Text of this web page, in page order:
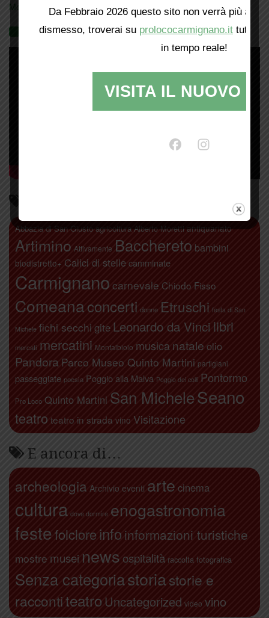
Mostra tutte le locandine
Videogallery
Abbazia di San Giusto agricoltura Alberto Moretti antiquariato
Artimino Attivamente Bacchereto bambini
biodistretto+ Calici di stellecamminate
Carmignano carnevale Chiodo Fisso
Comeanaconcerti donne Etruschi festa di San
Michele fichi secchi gite Leonardo da Vinci libri
mercati mercatini Montalbiolo musica natale olio
Pandora Parco Museo Quinto Martini partigiani
passeggiate poesia Poggio alla Malva Poggio dei colli Pontormo
Pro Loco Quinto Martini San MicheleSeano
teatro teatro in strada vino Visitazione
E ancora di…
archeologia Archivio eventi arte cinema
cultura dove dormire enogastronomia
festefolcloreinfo informazioni turistiche
mostre musei news ospitalità raccolta fotografica
Senza categoriastoriastorie e
raccontiteatro Uncategorized video vino
Da Febbraio 2026 questo sito non verrà più
dismesso, troverai su prolococarmignano.it tutti i
in tempo reale!
VISITA IL NUOVO